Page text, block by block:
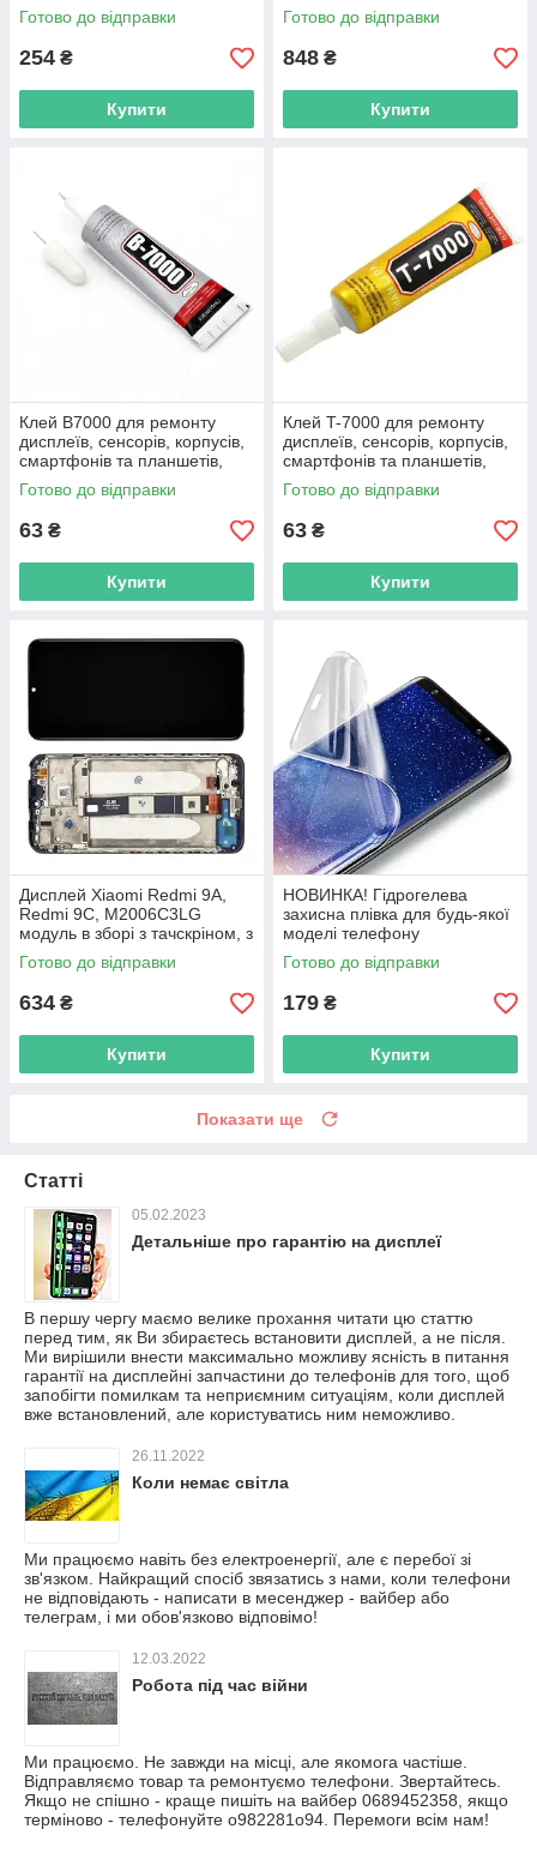
Готово до відправки
254 ₴
Купити
Готово до відправки
848 ₴
Купити
Клей B7000 для ремонту
дисплеїв, сенсорів, корпусів,
смартфонів та планшетів,
прозорий, 15 мл
Готово до відправки
63 ₴
Купити
Клей T-7000 для ремонту
дисплеїв, сенсорів, корпусів,
смартфонів та планшетів,
чорний, 15 мл
Готово до відправки
63 ₴
Купити
Дисплей Xiaomi Redmi 9A,
Redmi 9C, M2006C3LG
модуль в зборі з тачскріном, з
рамкою, чорний, HC
Готово до відправки
634 ₴
Купити
НОВИНКА! Гідрогелева
захисна плівка для будь-якої
моделі телефону
Готово до відправки
179 ₴
Купити
Показати ще
Статті
05.02.2023
Детальніше про гарантію на дисплеї
В першу чергу маємо велике прохання читати цю статтю
перед тим, як Ви збираєтесь встановити дисплей, а не після.
Ми вирішили внести максимально можливу ясність в питання
гарантії на дисплейні запчастини до телефонів для того, щоб
запобігти помилкам та неприємним ситуаціям, коли дисплей
вже встановлений, але користуватись ним неможливо.
26.11.2022
Коли немає світла
Ми працюємо навіть без електроенергії, але є перебої зі
зв'язком. Найкращий спосіб звязатись з нами, коли телефони
не відповідають - написати в месенджер - вайбер або
телеграм, і ми обов'язково відповімо!
12.03.2022
Робота під час війни
Ми працюємо. Не завжди на місці, але якомога частіше.
Відправляємо товар та ремонтуємо телефони. Звертайтесь.
Якщо не спішно - краще пишіть на вайбер 0689452358, якщо
терміново - телефонуйте o982281o94. Перемоги всім нам!